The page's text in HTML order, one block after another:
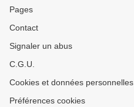
Pages
Contact
Signaler un abus
C.G.U.
Cookies et données personnelles
Préférences cookies